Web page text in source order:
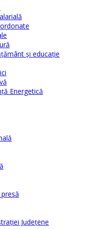
şi educaţie
Energetică
Judeţene